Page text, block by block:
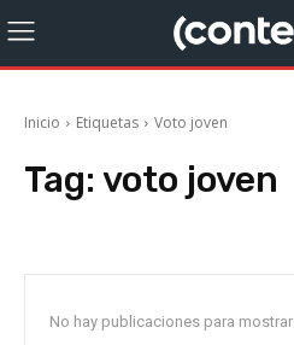
Inicio Etiquetas Voto joven
Tag: voto joven
No hay publicaciones para mostrar